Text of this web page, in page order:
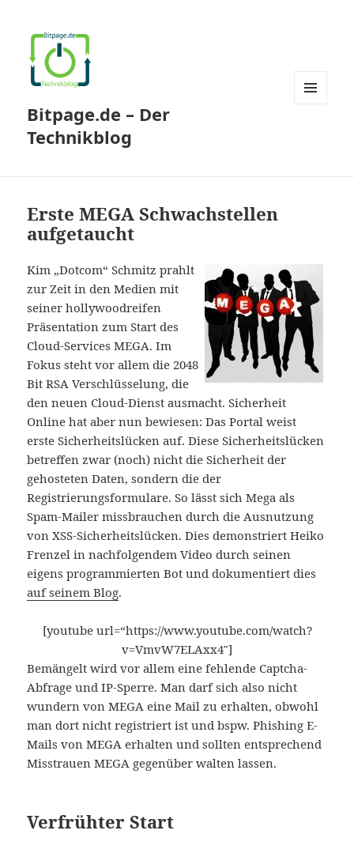
Bitpage.de – Der
Technikblog
Erste MEGA Schwachstellen
aufgetaucht
Kim „Dotcom“ Schmitz prahlt
zur Zeit in den Medien mit
seiner hollywoodreifen
Präsentation zum Start des
Cloud-Services MEGA. Im
Fokus steht vor allem die 2048
Bit RSA Verschlüsselung, die
den neuen Cloud-Dienst ausmacht. Sicherheit
Online hat aber nun bewiesen: Das Portal weist
erste Sicherheitslücken auf. Diese Sicherheitslücken
betreffen zwar (noch) nicht die Sicherheit der
gehosteten Daten, sondern die der
Registrierungsformulare. So lässt sich Mega als
Spam-Mailer missbrauchen durch die Ausnutzung
von XSS-Sicherheitslücken. Dies demonstriert Heiko
Frenzel in nachfolgendem Video durch seinen
eigens programmierten Bot und dokumentiert dies
auf seinem Blog.
[youtube url=“https://www.youtube.com/watch?
v=VmvW7ELAxx4″]
Bemängelt wird vor allem eine fehlende Captcha-
Abfrage und IP-Sperre. Man darf sich also nicht
wundern von MEGA eine Mail zu erhalten, obwohl
man dort nicht registriert ist und bspw. Phishing E-
Mails von MEGA erhalten und sollten entsprechend
Misstrauen MEGA gegenüber walten lassen.
Verfrühter Start